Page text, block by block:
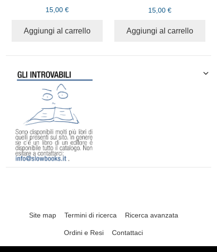
15,00 €
Aggiungi al carrello
15,00 €
Aggiungi al carrello
Site map Termini di ricerca Ricerca avanzata
Ordini e Resi Contattaci